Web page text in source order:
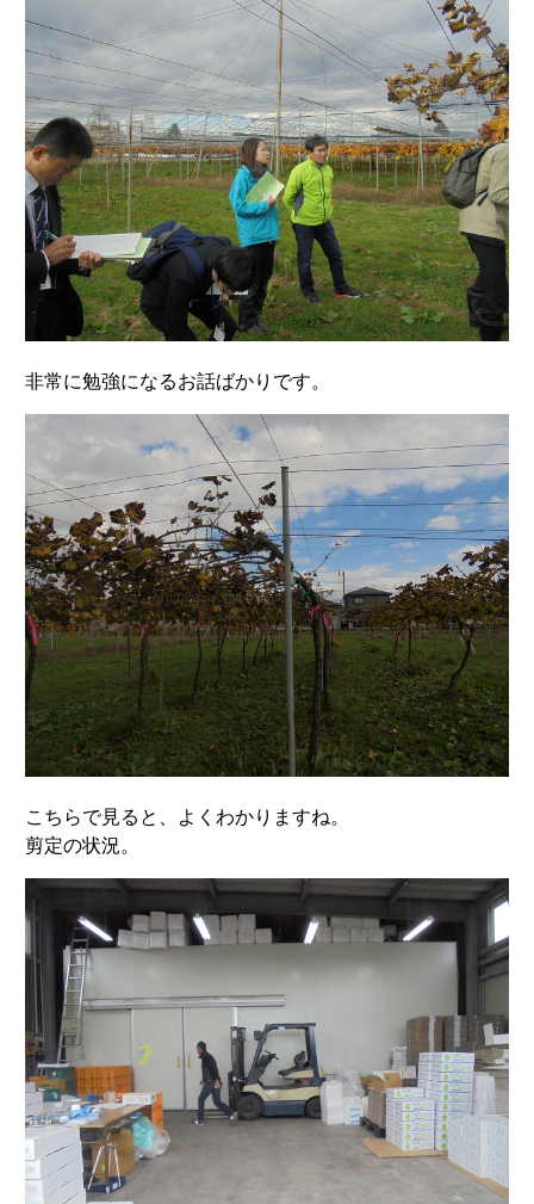
非常に勉強になるお話ばかりです。
こちらで見ると、よくわかりますね。
剪定の状況。